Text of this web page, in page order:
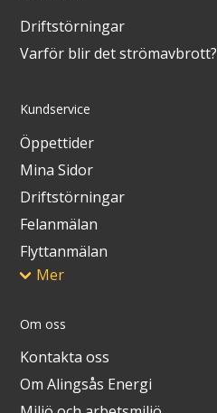
Driftstörningar
Varför blir det strömavbrott?
Kundservice
Öppettider
Mina Sidor
Driftstörningar
Felanmälan
Flyttanmälan
Mer
Om oss
Kontakta oss
Om Alingsås Energi